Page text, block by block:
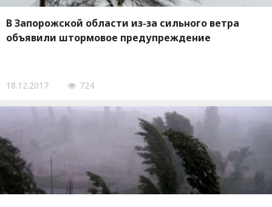
В Запорожской области из-за сильного ветра
объявили штормовое предупреждение
18.12.2017 724